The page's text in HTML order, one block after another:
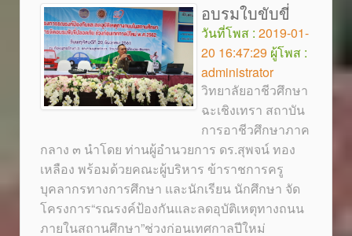
อบรมใบขับขี่
วันที่โพส : 2019-01-
20 16:47:29 ผู้โพส :
administrator
วิทยาลัยอาชีวศึกษา
ฉะเชิงเทรา สถาบัน
การอาชีวศึกษาภาค
กลาง ๓ นำโดย ท่านผู้อำนวยการ ดร.สุพจน์ ทอง
เหลือง พร้อมด้วยคณะผู้บริหาร ข้าราชการครู
บุคลากรทางการศึกษา และนักเรียน นักศึกษา จัด
โครงการ“รณรงค์ป้องกันและลดอุบัติเหตุทางถนน
ภายในสถานศึกษา”ช่วงก่อนเทศกาลปีใหม่